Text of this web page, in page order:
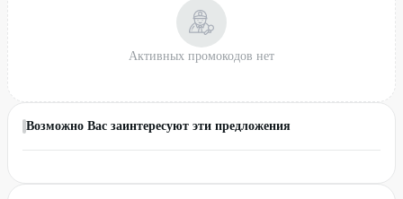
Активных промокодов нет
Возможно Вас заинтересуют эти предложения